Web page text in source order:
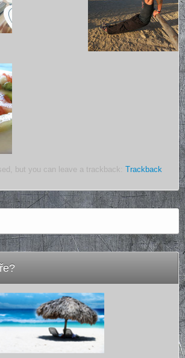
but you can leave a trackback: Trackback